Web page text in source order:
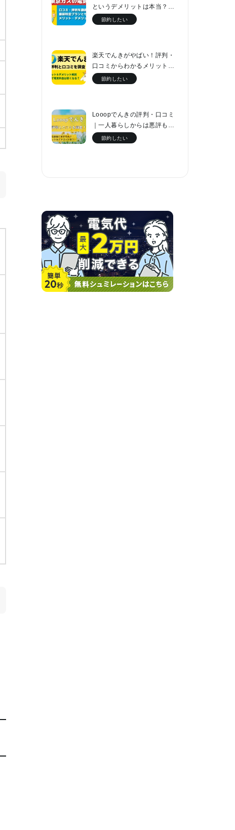
というデメリットは本当？最
新料金プランとセット割につ
節約したい
楽天でんきがやばい！評判・
口コミからわかるメリット・
デメリットと最新料金プラン
節約したい
Looopでんきの評判・口コミ
｜一人暮らしからは悪評もフ
ァミリーなら電気代が2万円安
節約したい